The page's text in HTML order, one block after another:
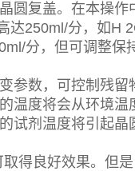
圆复盖。在本操
达250ml/分，如H
分，但可调整保
参数，可控制残
温度将会从环境
试剂温度将引起
得良好效果。但